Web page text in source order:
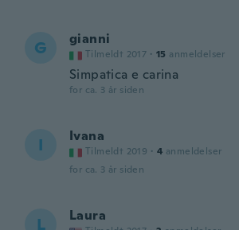
G gianni
Tilmeldt 2017 · 15 anmeldelser
Simpatica e carina
for ca. 3 år siden
I Ivana
Tilmeldt 2019 · 4 anmeldelser
for ca. 3 år siden
L Laura